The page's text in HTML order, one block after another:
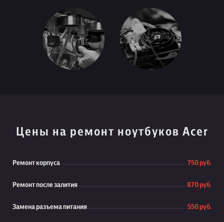
Цены на ремонт ноутбуков Acer
Ремонт корпуса 750 руб.
Ремонт после залития 870 руб.
Замена разъема питания 550 руб.